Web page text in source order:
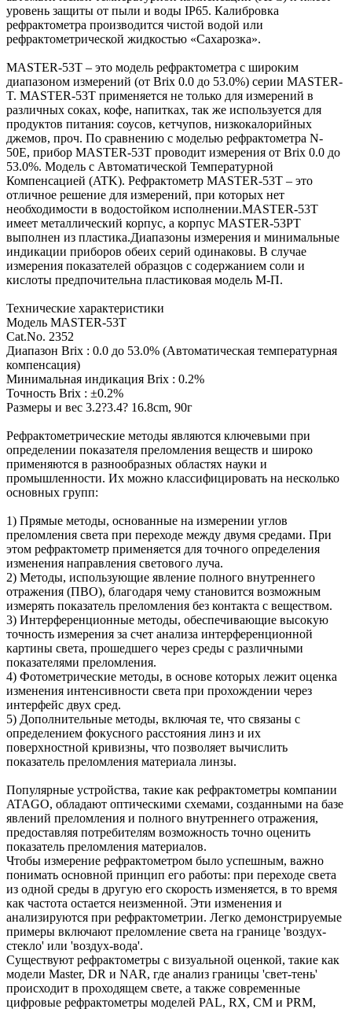
уровень защиты от пыли и воды IP65. Калибровка
рефрактометра производится чистой водой или
рефрактометрической жидкостью «Сахарозка».
MASTER-53T – это модель рефрактометра с широким
диапазоном измерений (от Brix 0.0 до 53.0%) серии MASTER-
T. MASTER-53T применяется не только для измерений в
различных соках, кофе, напитках, так же используется для
продуктов питания: соусов, кетчупов, низкокалорийных
джемов, проч. По сравнению с моделью рефрактометра N-
50E, прибор MASTER-53T проводит измерения от Brix 0.0 до
53.0%. Модель с Автоматической Температурной
Компенсацией (ATK). Рефрактометр MASTER-53T – это
отличное решение для измерений, при которых нет
необходимости в водостойком исполнении.MASTER-53T
имеет металлический корпус, а корпус MASTER-53PT
выполнен из пластика.Диапазоны измерения и минимальные
индикации приборов обеих серий одинаковы. В случае
измерения показателей образцов с содержанием соли и
кислоты предпочительна пластиковая модель М-П.
Технические характеристики
Модель MASTER-53T
Cat.No. 2352
Диапазон Brix : 0.0 до 53.0% (Автоматическая температурная
компенсация)
Минимальная индикация Brix : 0.2%
Точность Brix : ±0.2%
Размеры и вес 3.2?3.4? 16.8cm, 90г
Рефрактометрические методы являются ключевыми при
определении показателя преломления веществ и широко
применяются в разнообразных областях науки и
промышленности. Их можно классифицировать на несколько
основных групп:
1) Прямые методы, основанные на измерении углов
преломления света при переходе между двумя средами. При
этом рефрактометр применяется для точного определения
изменения направления светового луча.
2) Методы, использующие явление полного внутреннего
отражения (ПВО), благодаря чему становится возможным
измерять показатель преломления без контакта с веществом.
3) Интерференционные методы, обеспечивающие высокую
точность измерения за счет анализа интерференционной
картины света, прошедшего через среды с различными
показателями преломления.
4) Фотометрические методы, в основе которых лежит оценка
изменения интенсивности света при прохождении через
интерфейс двух сред.
5) Дополнительные методы, включая те, что связаны с
определением фокусного расстояния линз и их
поверхностной кривизны, что позволяет вычислить
показатель преломления материала линзы.
Популярные устройства, такие как рефрактометры компании
ATAGO, обладают оптическими схемами, созданными на базе
явлений преломления и полного внутреннего отражения,
предоставляя потребителям возможность точно оценить
показатель преломления материалов.
Чтобы измерение рефрактометром было успешным, важно
понимать основной принцип его работы: при переходе света
из одной среды в другую его скорость изменяется, в то время
как частота остается неизменной. Эти изменения и
анализируются при рефрактометрии. Легко демонстрируемые
примеры включают преломление света на границе 'воздух-
стекло' или 'воздух-вода'.
Существуют рефрактометры с визуальной оценкой, такие как
модели Master, DR и NAR, где анализ границы 'свет-тень'
происходит в проходящем свете, а также современные
цифровые рефрактометры моделей PAL, RX, CM и PRM,